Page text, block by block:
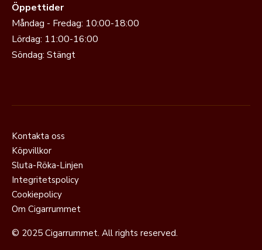
Öppettider
Måndag - Fredag: 10:00-18:00
Lördag: 11:00-16:00
Söndag: Stängt
Kontakta oss
Köpvillkor
Sluta-Röka-Linjen
Integritetspolicy
Cookiepolicy
Om Cigarrummet
© 2025 Cigarrummet. All rights reserved.